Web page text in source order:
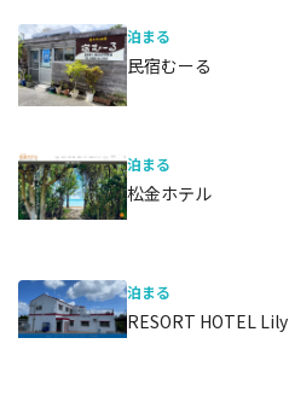
泊まる
民宿むーる
泊まる
松金ホテル
泊まる
RESORT HOTEL Lily